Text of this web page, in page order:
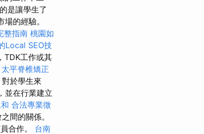
是讓學生了
的經驗。
整指南 桃園如
Local SEO技
TDK工作或其
太平脊椎矯正
於學生來
並在行業建立
合法專業徵
間的關係。
合作。 台南